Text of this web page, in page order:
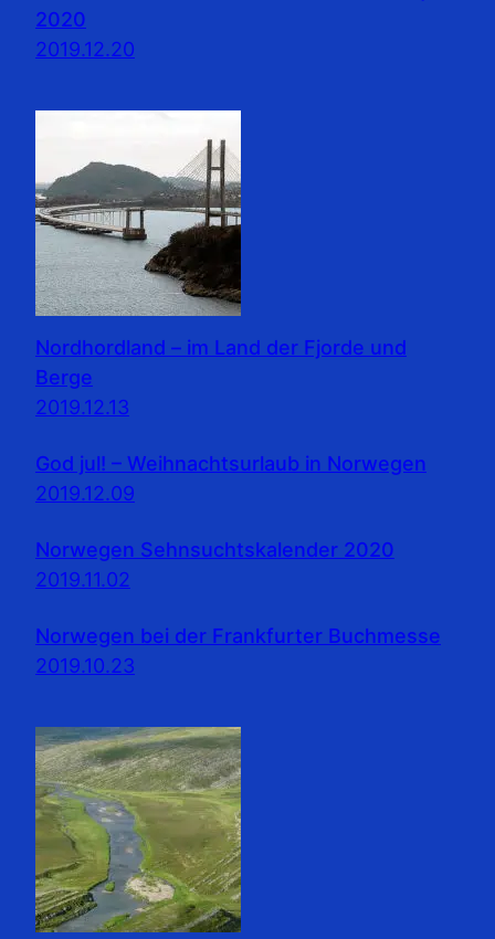
2020
2019.12.20
Nordhordland – im Land der Fjorde und
Berge
2019.12.13
God jul! – Weihnachtsurlaub in Norwegen
2019.12.09
Norwegen Sehnsuchtskalender 2020
2019.11.02
Norwegen bei der Frankfurter Buchmesse
2019.10.23